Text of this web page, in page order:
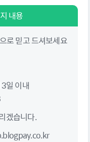
내용
로 믿고 드셔보세요
일 이내
겠습니다.